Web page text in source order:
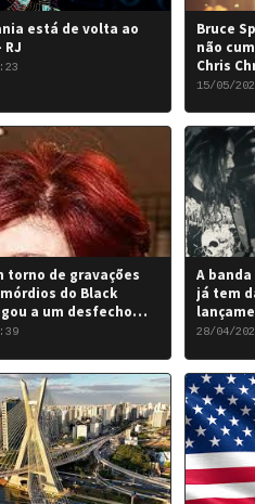
está de volta ao
Bruce
não
Chris
15/05/
torno de gravações
do Black
a um desfecho
a banda.
A
já tem
“Rise of
28/04/